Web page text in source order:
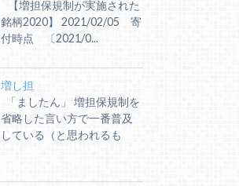
【増担保規制が実施された
銘柄2020】 2021/02/05 寄
付時点 〔2021/0...
増し担
「ましたん」 増担保規制を
省略した言い方で一番普及
している（と思われるも